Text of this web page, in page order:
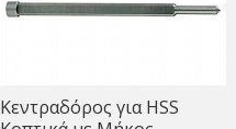
Kεντραδόρος για HSS